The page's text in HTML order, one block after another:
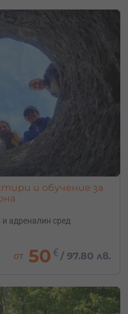
и обучение за
адреналин сред
от 50 € /97.80 лв.